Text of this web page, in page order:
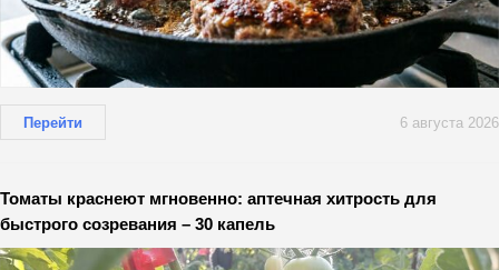
Перейти 6 августа 2026
Томаты краснеют мгновенно: аптечная хитрость для
быстрого созревания – 30 капель